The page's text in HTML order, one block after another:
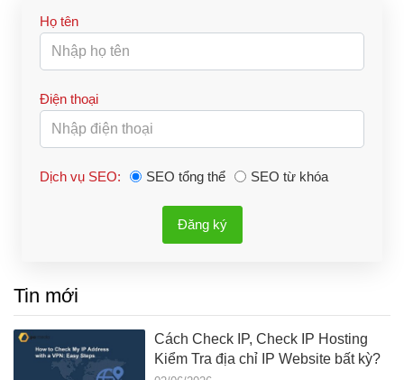
Họ tên
Điện thoại
Dịch vụ SEO: SEO tổng thể SEO từ khóa
Đăng ký
Tin mới
Cách Check IP, Check IP Hosting
Kiểm Tra địa chỉ IP Website bất kỳ?